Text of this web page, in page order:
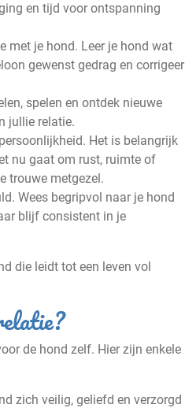
en tijd voor ontspanning
met je hond. Leer je hond wat
gewenst gedrag en corrigeer
spelen en ontdek nieuwe
jullie relatie.
Het is belangrijk
nu gaat om rust, ruimte of
trouwe metgezel.
Wees begripvol naar je hond
blijf consistent in je
die leidt tot een leven vol
de hond zelf. Hier zijn enkele
zich veilig, geliefd en verzorgd